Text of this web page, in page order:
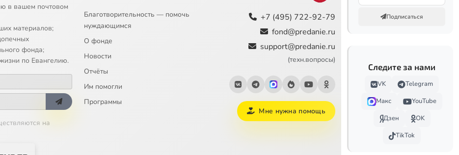
служение Церкви
и государство
и собственность
и семья
в вашем почтовом
материалов;
фонда;
по Евангелию.
на
Благотворительность — помочь
нуждающимся
О фонде
Новости
Отчёты
Им помогли
Программы
+7 (495) 722-92-79
fond@predanie.ru
support@predanie.ru
(техн.вопросы)
Мне нужна помощь
Подписаться
Следите за нами
VK
Telegram
Макс
YouTube
Дзен
OK
TikTok